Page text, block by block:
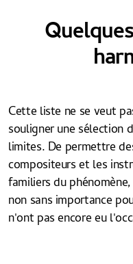
Cette liste ne se veut
souligner une sélection
limites. De permettre
compositeurs et les
familiers du
non sans importance
n'ont pas encore eu